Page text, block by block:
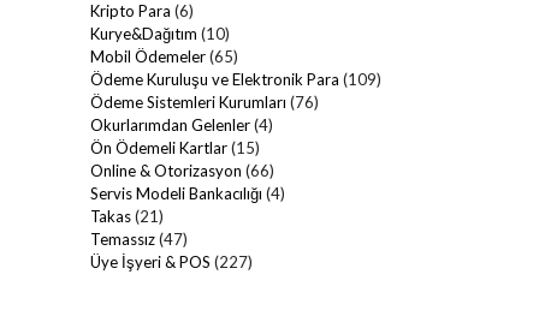
Kripto Para (6)
Kurye&Dağıtım (10)
Mobil Ödemeler(65)
Ödeme Kuruluşu ve Elektronik Para (109)
Ödeme Sistemleri Kurumları (76)
Okurlarımdan Gelenler(4)
Ön Ödemeli Kartlar(15)
Online & Otorizasyon (66)
Servis Modeli Bankacılığı (4)
Takas(21)
Temassız(47)
Üye İşyeri & POS (227)